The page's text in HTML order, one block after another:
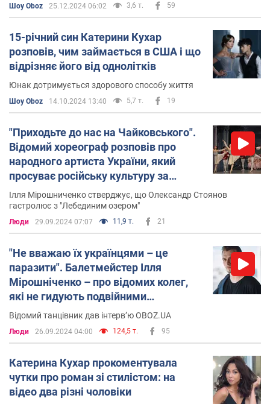
Твіттер. Аккаунта в Twitter
Катерина Кухар так і
Шоу Oboz 25.12.2024 06:02 3,6 т. 59
15-річний син Катерини Кухар
розповів, чим займається в США і що
відрізняє його від однолітків
Юнак дотримується здорового способу життя
Шоу Oboz 14.10.2024 13:40 5,7 т. 19
"Приходьте до нас на Чайковського".
Відомий хореограф розповів про
народного артиста України, який
просуває російську культуру за
кордоном
Ілля Мірошниченко стверджує, що Олександр Стоянов
гастролює з "Лебединим озером"
Люди 29.09.2024 07:07 11,9 т. 21
"Не вважаю їх українцями – це
паразити". Балетмейстер Ілля
Мірошніченко – про відомих колег,
які не гидують подвійними
стандартами
Відомий танцівник дав інтерв’ю ОBOZ.UA
Люди 26.09.2024 04:00 124,5 т. 95
Катерина Кухар прокоментувала
чутки про роман зі стилістом: на
відео два різні чоловіки